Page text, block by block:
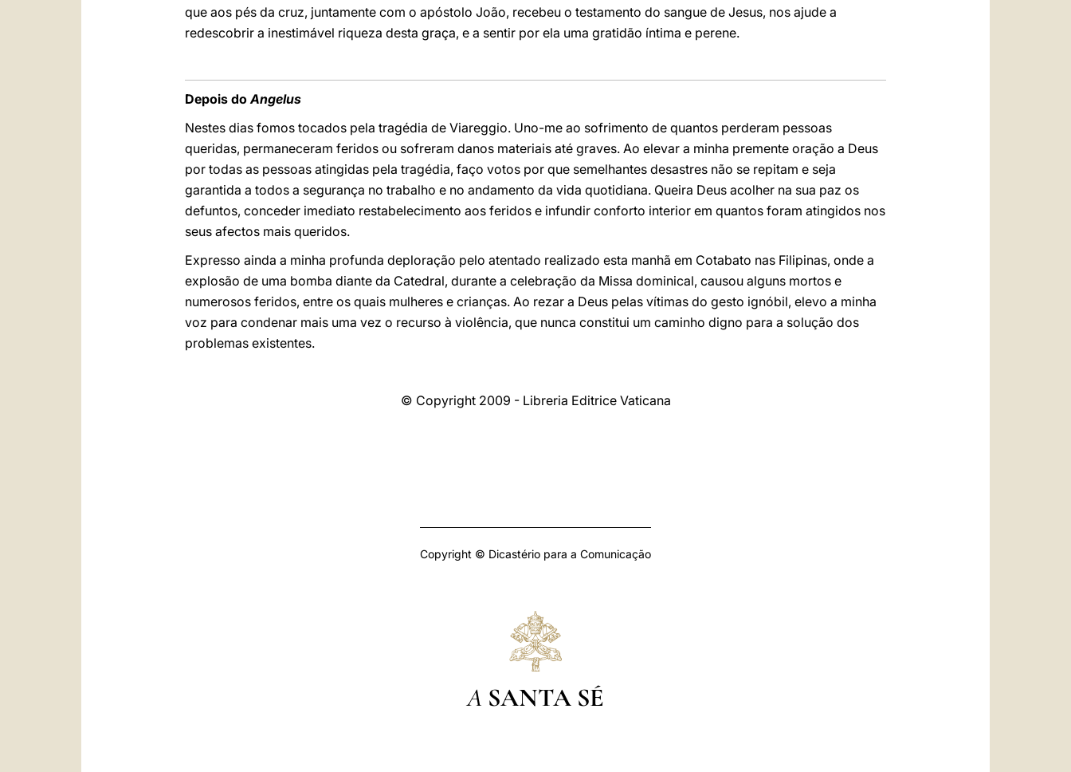
que aos pés da cruz, juntamente com o apóstolo João, recebeu o testamento do sangue de Jesus, nos ajude a
redescobrir a inestimável riqueza desta graça, e a sentir por ela uma gratidão íntima e perene.
Depois doAngelus
Nestes dias fomos tocados pela tragédia de Viareggio. Uno-me ao sofrimento de quantos perderam pessoas
queridas, permaneceram feridos ou sofreram danos materiais até graves. Ao elevar a minha premente oração a Deus
por todas as pessoas atingidas pela tragédia, faço votos por que semelhantes desastres não se repitam e seja
garantida a todos a segurança no trabalho e no andamento da vida quotidiana. Queira Deus acolher na sua paz os
defuntos, conceder imediato restabelecimento aos feridos e infundir conforto interior em quantos foram atingidos nos
seus afectos mais queridos.
Expresso ainda a minha profunda deploração pelo atentado realizado esta manhã em Cotabato nas Filipinas, onde a
explosão de uma bomba diante da Catedral, durante a celebração da Missa dominical, causou alguns mortos e
numerosos feridos, entre os quais mulheres e crianças. Ao rezar a Deus pelas vítimas do gesto ignóbil, elevo a minha
voz para condenar mais uma vez o recurso à violência, que nunca constitui um caminho digno para a solução dos
problemas existentes.
© Copyright 2009 - Libreria Editrice Vaticana
Copyright © Dicastério para a Comunicação
A SANTA SÉ